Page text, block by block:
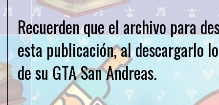
Recuerden que el archivo para
esta publicación, al descargarlo
de su GTA San Andreas.